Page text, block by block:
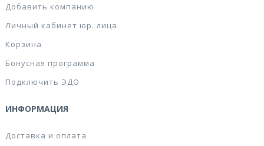
Добавить компанию
Личный кабинет юр. лица
Корзина
Бонусная программа
Подключить ЭДО
ИНФОРМАЦИЯ
Доставка и оплата